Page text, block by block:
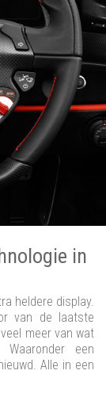
in
heldere display.
van de laatste
meer van wat
een
Alle in een